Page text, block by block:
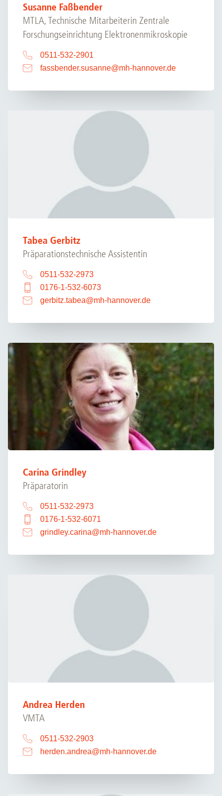
Susanne Faßbender
MTLA, Technische Mitarbeiterin Zentrale
Forschungseinrichtung Elektronenmikroskopie
0511-532-2901
fassbender.susanne@mh-hannover.de
Tabea Gerbitz
Präparationstechnische Assistentin
0511-532-2973
0176-1-532-6073
gerbitz.tabea@mh-hannover.de
Carina Grindley
Präparatorin
0511-532-2973
0176-1-532-6071
grindley.carina@mh-hannover.de
Andrea Herden
VMTA
0511-532-2903
herden.andrea@mh-hannover.de